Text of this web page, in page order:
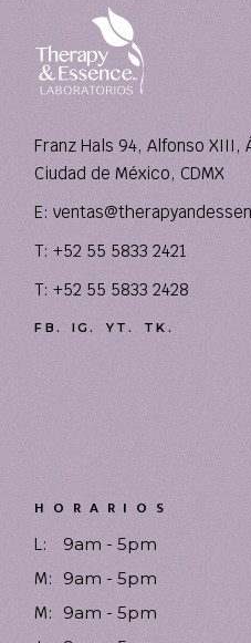
Franz Hals 94, Alfonso XIII,
Ciudad de México, CDMX
E:
T: +52 55 5833 2421
T: +52 55 5833 2428
FB. IG. YT. TK.
HORARIOS
L:
9am - 5pm
M:
9am - 5pm
M:
9am - 5pm